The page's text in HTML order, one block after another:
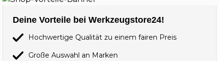
Deine Vorteile bei Werkzeugstore24!
Hochwertige Qualität zu einem fairen Preis
Große Auswahl an Marken